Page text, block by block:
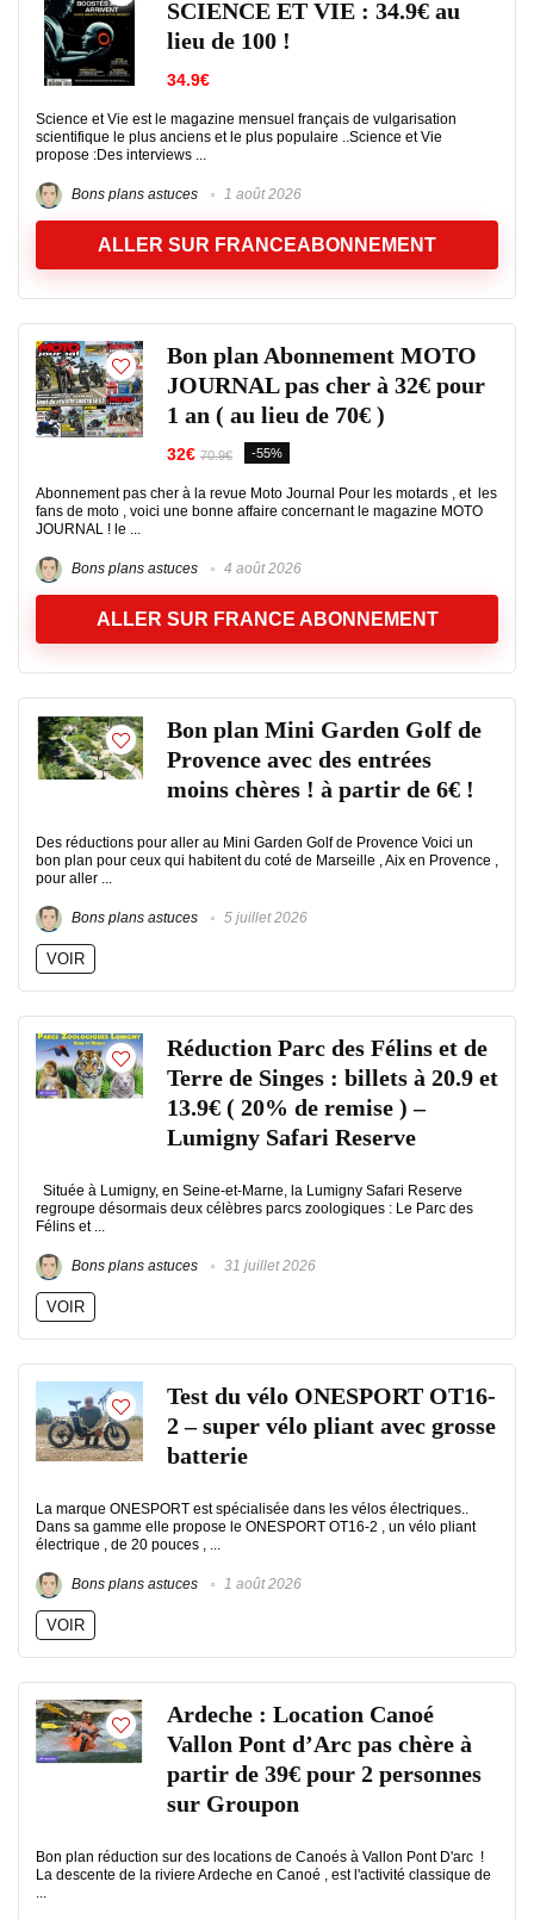
SCIENCE ET VIE : 34.9€ au
lieu de 100 !
34.9€
Science et Vie est le magazine mensuel français de vulgarisation
scientifique le plus anciens et le plus populaire ..Science et Vie
propose :Des interviews ...
Bons plans astuces 1 août 2026
ALLER SUR FRANCEABONNEMENT
Bon plan Abonnement MOTO
JOURNAL pas cher à 32€ pour
1 an ( au lieu de 70€ )
32€ 70.9€ -55%
Abonnement pas cher à la revue Moto Journal Pour les motards , et les
fans de moto , voici une bonne affaire concernant le magazine MOTO
JOURNAL ! le ...
Bons plans astuces 4 août 2026
ALLER SUR FRANCE ABONNEMENT
Bon plan Mini Garden Golf de
Provence avec des entrées
moins chères ! à partir de 6€ !
Des réductions pour aller au Mini Garden Golf de Provence Voici un
bon plan pour ceux qui habitent du coté de Marseille , Aix en Provence ,
pour aller ...
Bons plans astuces 5 juillet 2026
VOIR
Réduction Parc des Félins et de
Terre de Singes : billets à 20.9 et
13.9€ ( 20% de remise ) –
Lumigny Safari Reserve
Située à Lumigny, en Seine-et-Marne, la Lumigny Safari Reserve
regroupe désormais deux célèbres parcs zoologiques : Le Parc des
Félins et ...
Bons plans astuces 31 juillet 2026
VOIR
Test du vélo ONESPORT OT16-
2 – super vélo pliant avec grosse
batterie
La marque ONESPORT est spécialisée dans les vélos électriques..
Dans sa gamme elle propose le ONESPORT OT16-2 , un vélo pliant
électrique , de 20 pouces , ...
Bons plans astuces 1 août 2026
VOIR
Ardeche : Location Canoé
Vallon Pont d’Arc pas chère à
partir de 39€ pour 2 personnes
sur Groupon
Bon plan réduction sur des locations de Canoés à Vallon Pont D'arc !
La descente de la riviere Ardeche en Canoé , est l'activité classique de
...